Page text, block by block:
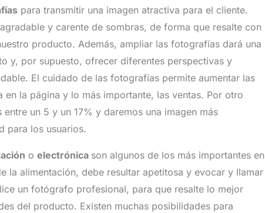
para transmitir una imagen atractiva para el cliente.
y carente de sombras, de forma que resalte con
producto. Además, ampliar las fotografías dará una
y, por supuesto, ofrecer diferentes perspectivas y
El cuidado de las fotografías permite aumentar las
en la página y lo más importante, las ventas. Por otro
un 5 y un 17% y daremos una imagen más
para los usuarios.
o electrónica son algunos de los más importantes en
la alimentación, debe resultar apetitosa y evocar y llamar
un fotógrafo profesional, para que resalte lo mejor
del producto. Existen muchas posibilidades para